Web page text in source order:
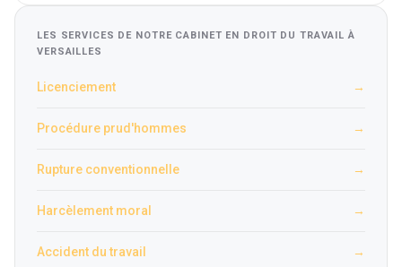
LES SERVICES DE NOTRE CABINET EN DROIT DU TRAVAIL À
VERSAILLES
Licenciement →
Procédure prud'hommes →
Rupture conventionnelle →
Harcèlement moral →
Accident du travail →